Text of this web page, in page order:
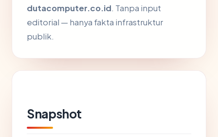
dutacomputer.co.id. Tanpa input
editorial — hanya fakta infrastruktur
publik.
Snapshot